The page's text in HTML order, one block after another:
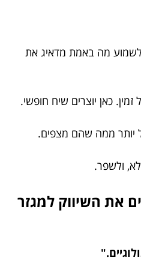
לשמוע מה באמת מדאיג את
כאן יוצרים שיח חופשי.
יותר ממה שהם מצפים.
ולשפר.
את השיווק למגזר